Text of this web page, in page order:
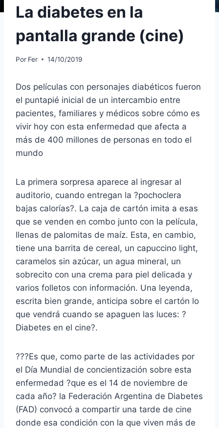
La diabetes en la
pantalla grande (cine)
Por Fer 14/10/2019
Dos películas con personajes diabéticos fueron
el puntapié inicial de un intercambio entre
pacientes, familiares y médicos sobre cómo es
vivir hoy con esta enfermedad que afecta a
más de 400 millones de personas en todo el
mundo
La primera sorpresa aparece al ingresar al
auditorio, cuando entregan la ?pochoclera
bajas calorías?. La caja de cartón imita a esas
que se venden en combo junto con la película,
llenas de palomitas de maíz. Esta, en cambio,
tiene una barrita de cereal, un capuccino light,
caramelos sin azúcar, un agua mineral, un
sobrecito con una crema para piel delicada y
varios folletos con información. Una leyenda,
escrita bien grande, anticipa sobre el cartón lo
que vendrá cuando se apaguen las luces: ?
Diabetes en el cine?.
???Es que, como parte de las actividades por
el Día Mundial de concientización sobre esta
enfermedad ?que es el 14 de noviembre de
cada año? la Federación Argentina de Diabetes
(FAD) convocó a compartir una tarde de cine
donde esa condición con la que viven más de